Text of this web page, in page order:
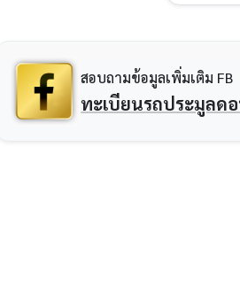
สอบถามข้อมูลเพิ่มเติม FB
ทะเบียนรถประมูลด